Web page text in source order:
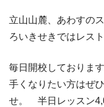
立山山麓、あわすの
ろいきせきではレス
毎日開校しておりま
手くなりたい方はぜ
せ。 半日レッスン